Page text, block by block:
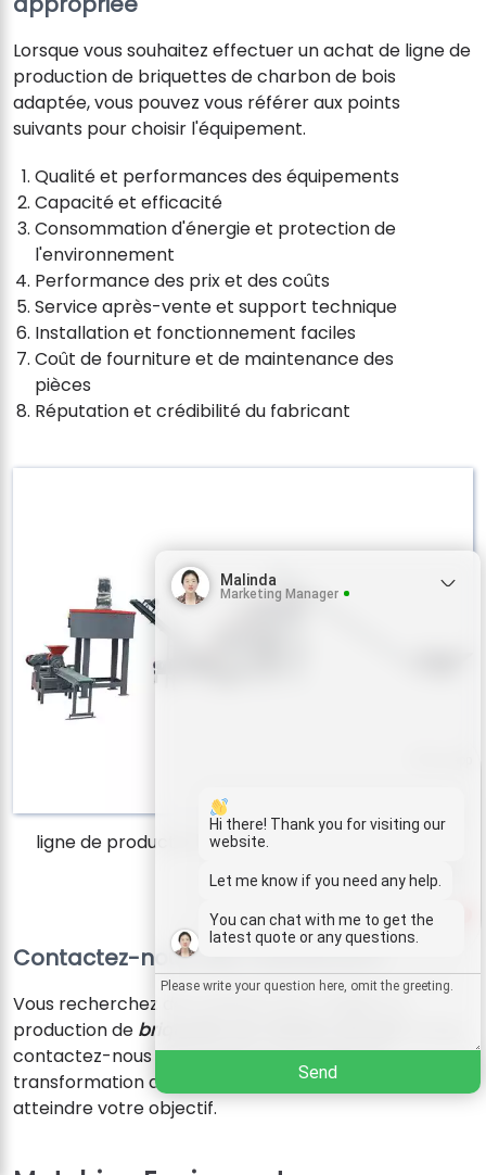
Lorsque vous souhaitez effectuer un achat de ligne de
production de briquettes de charbon de bois
adaptée, vous pouvez vous référer aux points
suivants pour choisir l'équipement.
Qualité et performances des équipements
Capacité et efficacité
Consommation d'énergie et protection de
l'environnement
Performance des prix et des coûts
Service après-vente et support technique
Installation et fonctionnement faciles
Coût de fourniture et de maintenance des
pièces
Réputation et crédibilité du fabricant
ligne de production de briquettes de charbon de
Contactez-nous dès maintenant !
Vous recherchez des solutions pour réaliser la
production de briquettes de charbon de bois
contactez-nous maintenant, notre usine de
transformation du charbon de bois vous aidera à
atteindre votre objectif.
Wechat
Chat
Malinda
Marketing Manager
Hi there! Thank you for visiting our
website.
Let me know if you need any help.
You can chat with me to get the
latest quote or any questions.
Send